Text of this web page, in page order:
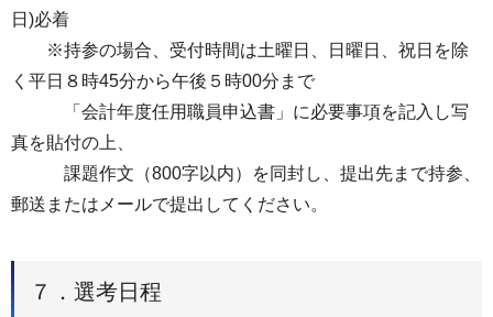
日)必着
※持参の場合、受付時間は土曜日、日曜日、祝日を除
く平日８時45分から午後５時00分まで
「会計年度任用職員申込書」に必要事項を記入し写
真を貼付の上、
課題作文（800字以内）を同封し、提出先まで持参、
郵送またはメールで提出してください。
７．選考日程